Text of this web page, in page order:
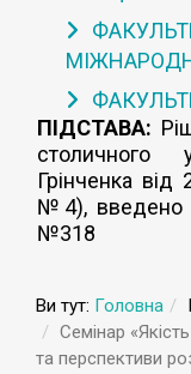
ПІДСТАВА:
столичного
Грінченка
№4), введено
№318
Ви тут: Головна
Семінар
та перспективи